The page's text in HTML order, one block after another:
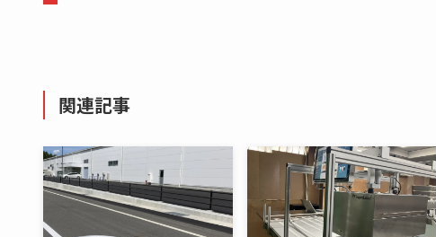
関連記事